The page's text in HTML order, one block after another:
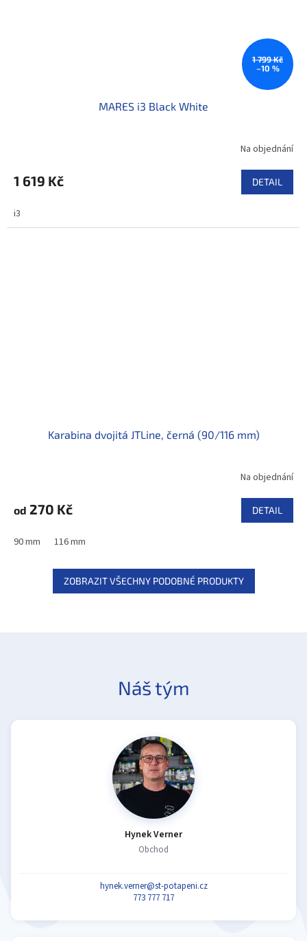
1 799 Kč
–10 %
MARES i3 Black White
Na objednání
1 619 Kč DETAIL
i3
Karabina dvojitá JTLine, černá (90/116 mm)
Na objednání
od 270 Kč DETAIL
90 mm 116 mm
ZOBRAZIT VŠECHNY PODOBNÉ PRODUKTY
Náš tým
Hynek Verner
Obchod
hynek.verner@st-potapeni.cz
773 777 717